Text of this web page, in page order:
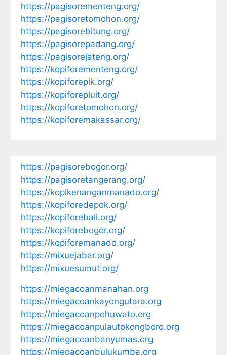
https://pagisorementeng.org/
https://pagisoretomohon.org/
https://pagisorebitung.org/
https://pagisorepadang.org/
https://pagisorejateng.org/
https://kopiforementeng.org/
https://kopiforepik.org/
https://kopiforepluit.org/
https://kopiforetomohon.org/
https://kopiforemakassar.org/
https://pagisorebogor.org/
https://pagisoretangerang.org/
https://kopikenanganmanado.org/
https://kopiforedepok.org/
https://kopiforebali.org/
https://kopiforebogor.org/
https://kopiforemanado.org/
https://mixuejabar.org/
https://mixuesumut.org/
https://miegacoanmanahan.org
https://miegacoankayongutara.org
https://miegacoanpohuwato.org
https://miegacoanpulautokongboro.org
https://miegacoanbanyumas.org
https://miegacoanbulukumba.org